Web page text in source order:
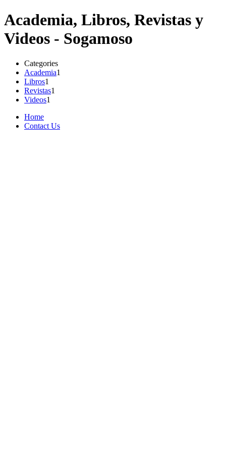
Academia, Libros, Revistas y
Videos - Sogamoso
Categories
Academia1
Libros1
Revistas1
Videos1
Home
Contact Us